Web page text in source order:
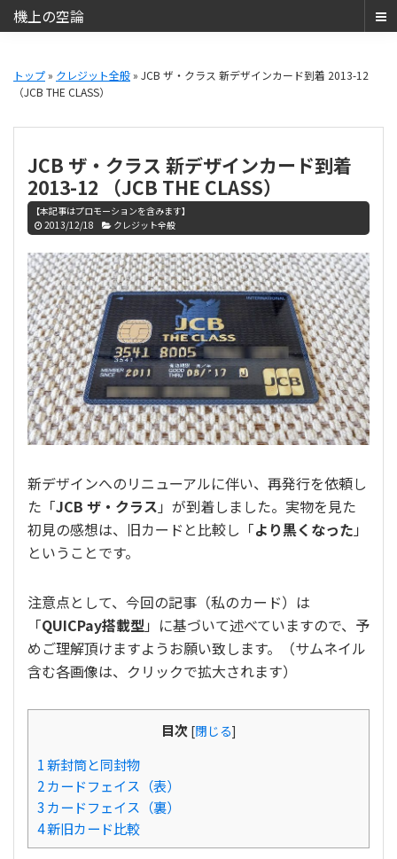
main
primary
機上の空論
ANA
JAL
と
THE
CLASS（JCB
ザ・
ス）
トップ » クレジット全般 » JCB ザ・クラス 新デザインカード到着 2013-12
（JCB THE CLASS）
JCB ザ・クラス 新デザインカード到着
2013-12 （JCB THE CLASS）
【本記事はプロモーションを含みます】
2013/12/18
クレジット全般
新デザインへのリニューアルに伴い、再発行を依頼し
た「JCB ザ・クラス 」が到着しました。実物を見た
初見の感想は、旧カードと比較し「より黒くなった 」
ということです。
注意点として、今回の記事（私のカード）は
「QUICPay搭載型」に基づいて述べていますので、予
めご理解頂けますようお願い致します。（サムネイル
含む各画像は、クリックで拡大されます）
目次 [閉じる]
1新封筒と同封物
2カードフェイス（表）
3 カードフェイス（裏）
4新旧カード比較